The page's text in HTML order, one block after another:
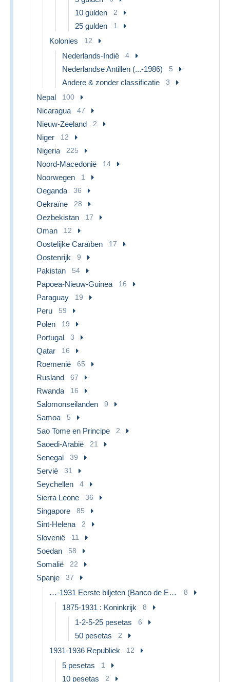
10 gulden 2
25 gulden 1
Kolonies 12
Nederlands-Indië 4
Nederlandse Antillen (...-1986) 5
Andere & zonder classificatie 3
Nepal 100
Nicaragua 47
Nieuw-Zeeland 2
Niger 12
Nigeria 225
Noord-Macedonië 14
Noorwegen 1
Oeganda 36
Oekraïne 28
Oezbekistan 17
Oman 12
Oostelijke Caraïben 17
Oostenrijk 9
Pakistan 54
Papoea-Nieuw-Guinea 16
Paraguay 19
Peru 59
Polen 19
Portugal 3
Qatar 16
Roemenië 65
Rusland 67
Rwanda 16
Salomonseilanden 9
Samoa 5
Sao Tome en Principe 2
Saoedi-Arabië 21
Senegal 39
Servië 31
Seychellen 4
Sierra Leone 36
Singapore 85
Sint-Helena 2
Slovenië 11
Soedan 58
Somalië 22
Spanje 37
…-1931 Eerste biljeten (Banco de España) 8
1875-1931 : Koninkrijk 8
1-2-5-25 pesetas 6
50 pesetas 2
1931-1936 Republiek 12
5 pesetas 1
10 pesetas 2